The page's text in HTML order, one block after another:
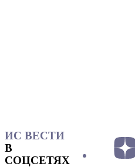
ИС ВЕСТИ
В
СОЦСЕТЯХ